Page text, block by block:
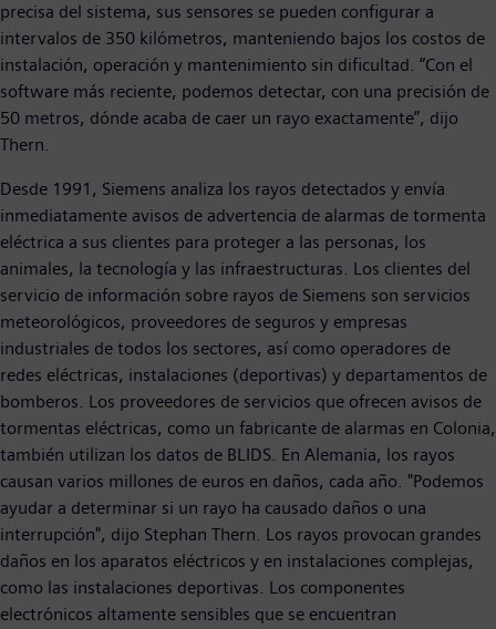
precisa del sistema, sus sensores se pueden configurar a
intervalos de 350 kilómetros, manteniendo bajos los costos de
instalación, operación y mantenimiento sin dificultad. “Con el
software más reciente, podemos detectar, con una precisión de
50 metros, dónde acaba de caer un rayo exactamente”, dijo
Thern.
Desde 1991, Siemens analiza los rayos detectados y envía
inmediatamente avisos de advertencia de alarmas de tormenta
eléctrica a sus clientes para proteger a las personas, los
animales, la tecnología y las infraestructuras. Los clientes del
servicio de información sobre rayos de Siemens son servicios
meteorológicos, proveedores de seguros y empresas
industriales de todos los sectores, así como operadores de
redes eléctricas, instalaciones (deportivas) y departamentos de
bomberos. Los proveedores de servicios que ofrecen avisos de
tormentas eléctricas, como un fabricante de alarmas en Colonia,
también utilizan los datos de BLIDS. En Alemania, los rayos
causan varios millones de euros en daños, cada año. "Podemos
ayudar a determinar si un rayo ha causado daños o una
interrupción", dijo Stephan Thern. Los rayos provocan grandes
daños en los aparatos eléctricos y en instalaciones complejas,
como las instalaciones deportivas. Los componentes
electrónicos altamente sensibles que se encuentran